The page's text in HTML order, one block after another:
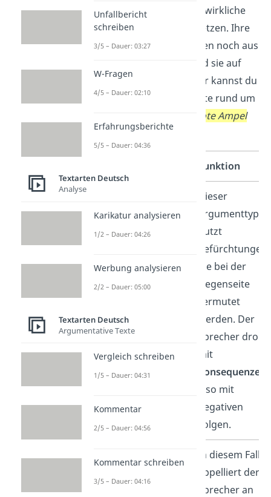
eine Behauptung ohne wirkliche
Begründung durchzusetzen. Ihre
Bezeichnungen stammen noch aus
der Antike. Deshalb sind sie auf
Latein geschrieben. Hier kannst du
verschiedene Argumente rund um
„Über die rote Ampel
gehen“finden.
Funktion
ad baculum
(Argument mit
Dieser
Argumenttyp
nutzt
Befürchtungen,
die bei der
Gegenseite
vermutet
werden. Der
Sprecher droht
mit
Konsequenzen
also mit
negativen
Folgen.
In diesem Fall
appelliert der
Sprecher an
Unfallbericht
schreiben
3/5 – Dauer: 03:27
W-Fragen
4/5 – Dauer: 02:10
Erfahrungsberichte
5/5 – Dauer: 04:36
Textarten Deutsch
Analyse
Karikatur analysieren
1/2 – Dauer: 04:26
Werbung analysieren
2/2 – Dauer: 05:00
Textarten Deutsch
Argumentative Texte
Vergleich schreiben
1/5 – Dauer: 04:31
Kommentar
2/5 – Dauer: 04:56
Kommentar schreiben
3/5 – Dauer: 04:16